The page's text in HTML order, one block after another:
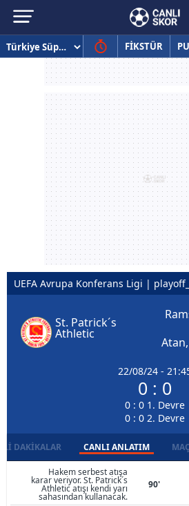
FİKSTÜR
UEFA Avrupa Konferans Ligi |
St. Patrick´s
Athletic
22/08/24 -
0 : 0
0 : 0 1. Devre
0 : 0 2. Devre
DAKIKALAR CANLI ANLATIM
Hakem serbest atışa
karar veriyor. St. Patrick´s
Athletic atışı kendi yarı
sahasından kullanacak.
90'